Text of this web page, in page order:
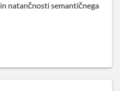
natančnosti semantičnega